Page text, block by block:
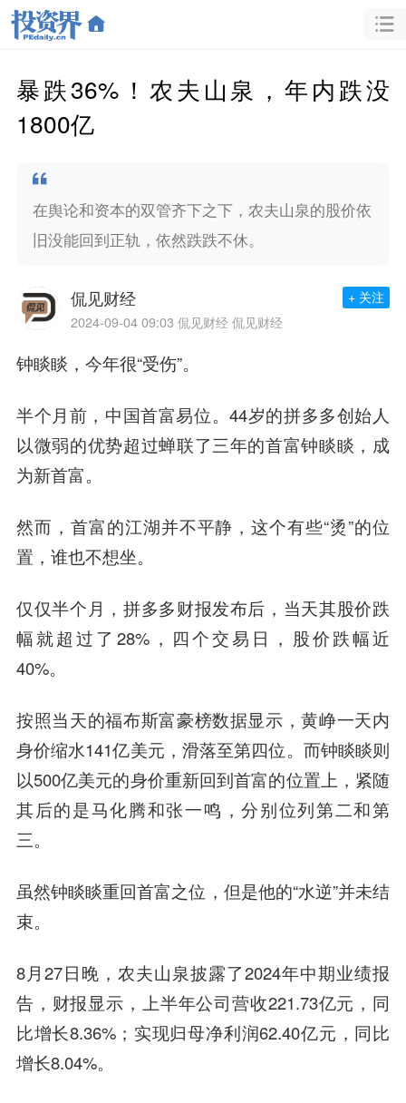
暴跌36%！农夫山泉，年内跌没
1800亿
在舆论和资本的双管齐下之下，农夫山泉的股价依
旧没能回到正轨，依然跌跌不休。
侃见财经
2024-09-04 09:03 侃见财经 侃见财经
+ 关注
钟睒睒，今年很“受伤”。
半个月前，中国首富易位。44岁的拼多多创始人
以微弱的优势超过蝉联了三年的首富钟睒睒，成
为新首富。
然而，首富的江湖并不平静，这个有些“烫”的位
置，谁也不想坐。
仅仅半个月，拼多多财报发布后，当天其股价跌
幅就超过了28%，四个交易日，股价跌幅近
40%。
按照当天的福布斯富豪榜数据显示，黄峥一天内
身价缩水141亿美元，滑落至第四位。而钟睒睒则
以500亿美元的身价重新回到首富的位置上，紧随
其后的是马化腾和张一鸣，分别位列第二和第
三。
虽然钟睒睒重回首富之位，但是他的“水逆”并未结
束。
8月27日晚，农夫山泉披露了2024年中期业绩报
告，财报显示，上半年公司营收221.73亿元，同
比增长8.36%；实现归母净利润62.40亿元，同比
增长8.04%。